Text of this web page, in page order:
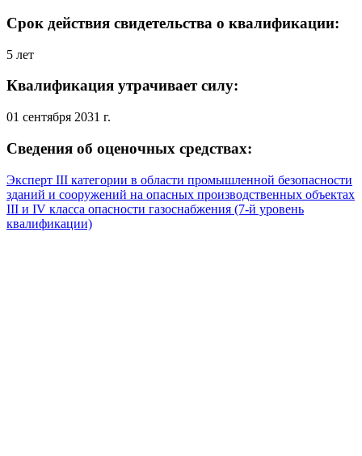
Срок действия свидетельства о квалификации:
5 лет
Квалификация утрачивает силу:
01 сентября 2031 г.
Сведения об оценочных средствах:
Эксперт III категории в области промышленной безопасности
зданий и сооружений на опасных производственных объектах
III и IV класса опасности газоснабжения (7-й уровень
квалификации)